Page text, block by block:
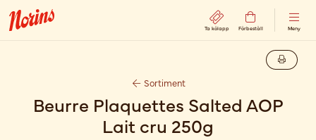
Ta kölapp Förbeställ Meny
Sortiment
Beurre Plaquettes Salted AOP
Lait cru 250g